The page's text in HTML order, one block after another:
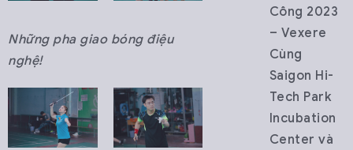
Những pha giao bóng điệu
nghệ!
Công 2023
– Vexere
Cùng
Saigon Hi-
Tech Park
Incubation
Center và